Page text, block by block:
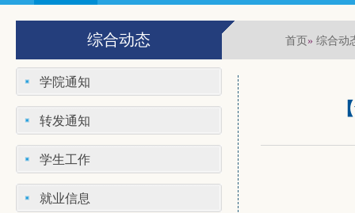
综合动态 首页» 综合动
学院通知
转发通知
学生工作
就业信息